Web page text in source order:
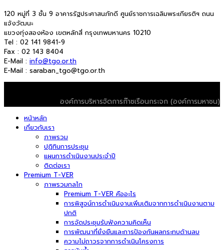
120 หมู่ที่ 3 ชั้น 9 อาคารรัฐประศาสนภักดี ศูนย์ราชการเฉลิมพระเกียรติฯ ถนน
แจ้งวัฒนะ
แขวงทุ่งสองห้อง เขตหลักสี่ กรุงเทพมหานคร 10210
Tel : 02 141 9841-9
Fax : 02 143 8404
E-Mail : info@tgo.or.th
E-Mail : saraban_tgo@tgo.or.th
องค์การบริหารจัดการก๊าซเรือนกระจก (องค์การมหาชน)
หน้าหลัก
เกี่ยวกับเรา
ภาพรวม
ปฏิทินการประชุม
แผนการดำเนินงานประจำปี
ติดต่อเรา
Premium T-VER
ภาพรวมกลไก
Premium T-VER คืออะไร
การพิสูจน์การดำเนินงานเพิ่มเติมจากการดำเนินงานตาม
ปกติ
การจัดประชุมรับฟังความคิดเห็น
การพัฒนาที่ยั่งยืนและการป้องกันผลกระทบด้านลบ
ความไม่ถาวรจากการดำเนินโครงการ